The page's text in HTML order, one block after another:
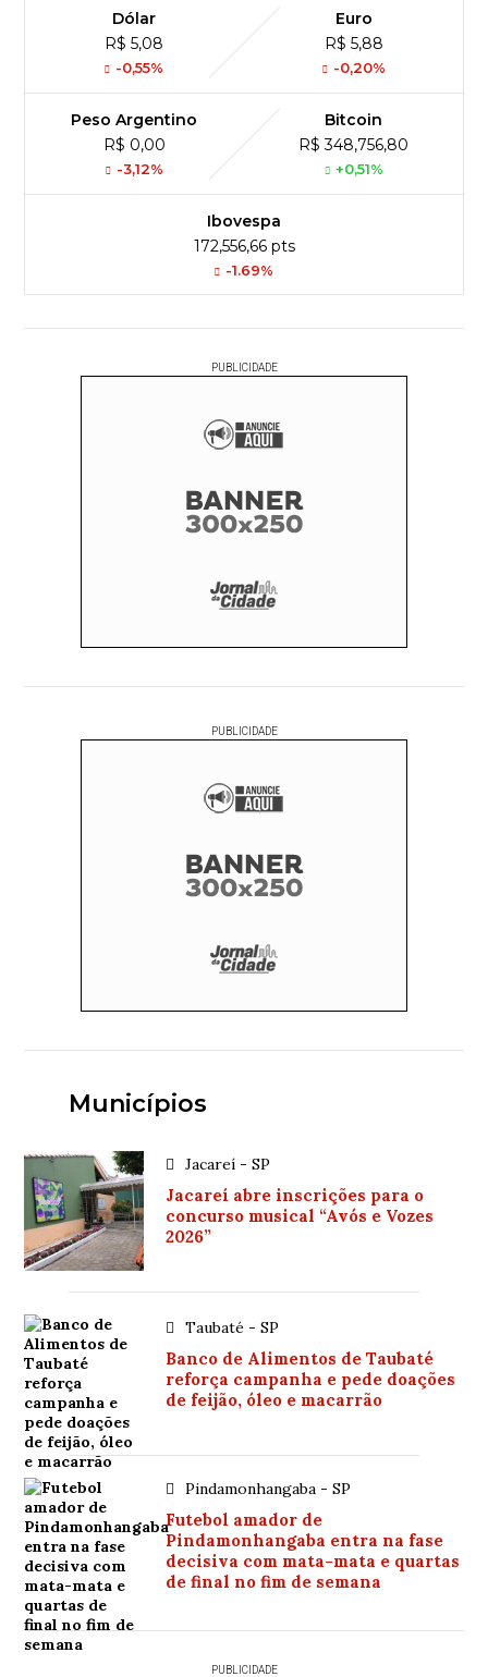
Dólar
R$ 5,08
-0,55%
Euro
R$ 5,88
-0,20%
Peso Argentino
R$ 0,00
-3,12%
Bitcoin
R$ 348,756,80
+0,51%
Ibovespa
172,556,66 pts
-1.69%
PUBLICIDADE
PUBLICIDADE
Municípios
Jacareí - SP
Jacareí abre inscrições para o
concurso musical “Avós e Vozes
2026”
Taubaté - SP
Banco de Alimentos de Taubaté
reforça campanha e pede doações
de feijão, óleo e macarrão
Pindamonhangaba - SP
Futebol amador de
Pindamonhangaba entra na fase
decisiva com mata-mata e quartas
de final no fim de semana
PUBLICIDADE